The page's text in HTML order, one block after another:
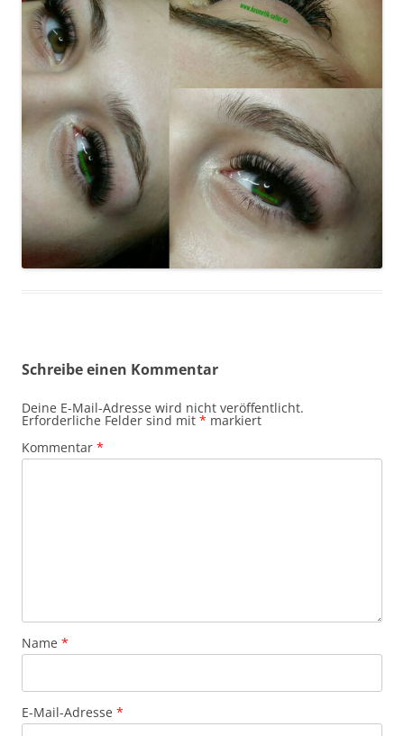
Schreibe einen Kommentar
Deine E-Mail-Adresse wird nicht veröffentlicht.
Erforderliche Felder sind mit * markiert
Kommentar *
Name *
E-Mail-Adresse *